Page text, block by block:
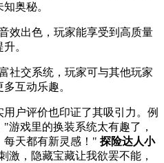
奥秘。
效出色，玩家能享受到高质量
。
社交系统，玩家可与其他玩家
互动乐趣。
户评价也印证了其吸引力。例
"游戏里的换装系统太有趣了，
每天都有新灵感！" 探险达人小
激，隐藏宝藏让我欲罢不能，